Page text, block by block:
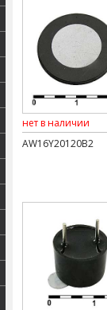
нет в наличии
AW16Y20120B2